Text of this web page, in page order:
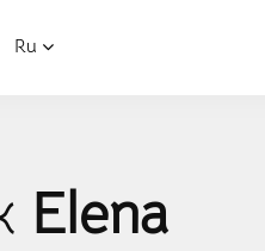
Ru
Elena